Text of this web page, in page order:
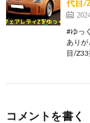
代目/
#ゆっ
あり
目/
コメントを書く